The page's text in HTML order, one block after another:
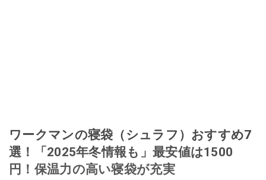
ワークマンの寝袋（シュラフ）おすすめ7
選！「2025年冬情報も」最安値は1500
円！保温力の高い寝袋が充実